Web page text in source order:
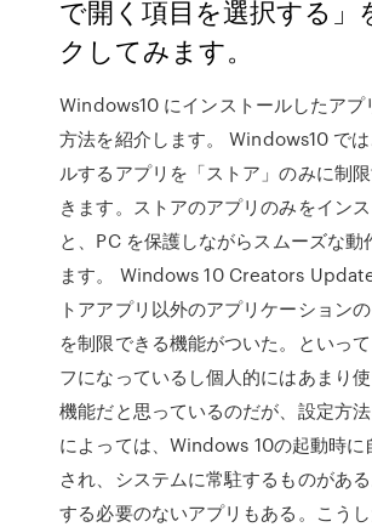
で開く項目を選択する」
クしてみます。
Windows10 にインストールしたアプ
方法を紹介します。 Windows10 で
ルするアプリを「ストア」のみに制
きます。ストアのアプリのみをイン
と、PC を保護しながらスムーズな動
ます。 Windows 10 Creators
トアアプリ以外のアプリケーション
を制限できる機能がついた。といっ
フになっているし個人的にはあまり
機能だと思っているのだが、設定方
によっては、Windows 10の起動時に
され、システムに常駐するものがあ
する必要のないアプリもある。こう